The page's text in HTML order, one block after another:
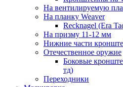
На вентилируемую
На планку Weaver
Recknagel (Era
На призму 11-12 мм
Нижние части
Отечественное оружие
Боковые
тд)
Переходники